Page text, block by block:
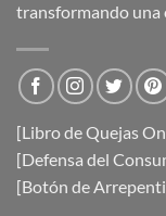
transformando una
[Libro de Quejas
[Defensa del
[Botón de